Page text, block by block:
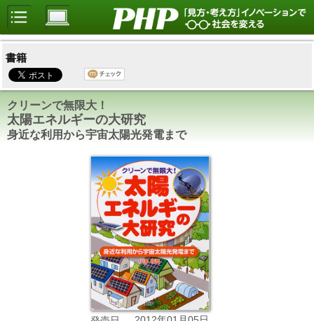
書籍
クリーンで無限大！
太陽エネルギーの大研究
身近な利用から宇宙太陽光発電まで